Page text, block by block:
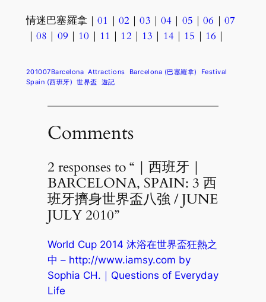
情迷巴塞羅拿｜01 ｜ 02 ｜03 ｜04 ｜ 05 ｜06 ｜ 07
｜08 ｜ 09 ｜ 10 ｜ 11 ｜ 12 ｜ 13 ｜ 14 ｜ 15 ｜ 16 ｜
201007Barcelona Attractions Barcelona (巴塞羅拿)
Festival
Spain (西班牙) 世界盃 遊記
Comments
2 responses to “｜西班牙｜
BARCELONA, SPAIN: 3 西
班牙擠身世界盃八強 / JUNE
JULY 2010”
World Cup 2014 沐浴在世界盃狂熱之
中 – http://www.iamsy.com by
Sophia CH.｜Questions of Everyday
Life